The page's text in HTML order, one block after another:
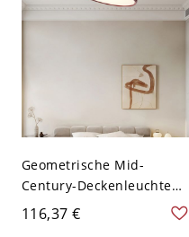
Geometrische Mid-
Century-Deckenleuchte
(bündig), ultraflache LED-
Scheibenleuchte mit
116,37 €